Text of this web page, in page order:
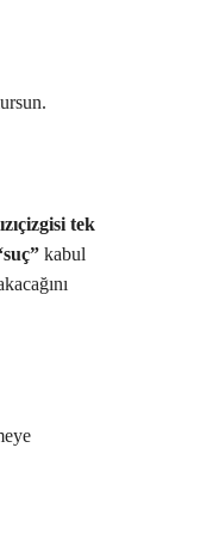
tek
kabul